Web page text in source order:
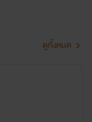
ดูทั้งหมด